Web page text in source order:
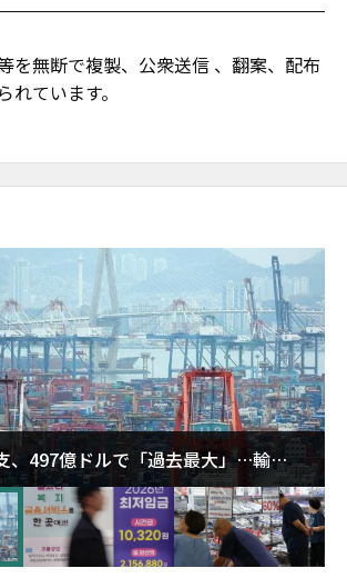
を無断で複製、公衆送信 、翻案、配布
れています。
、497億ドルで「過去最大」…輸出
ル突破